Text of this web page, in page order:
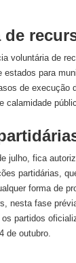
de
voluntária de
estados para
de execução
calamidade
julho, fica
partidárias,
forma de
nesta fase
partidos
de outubro.